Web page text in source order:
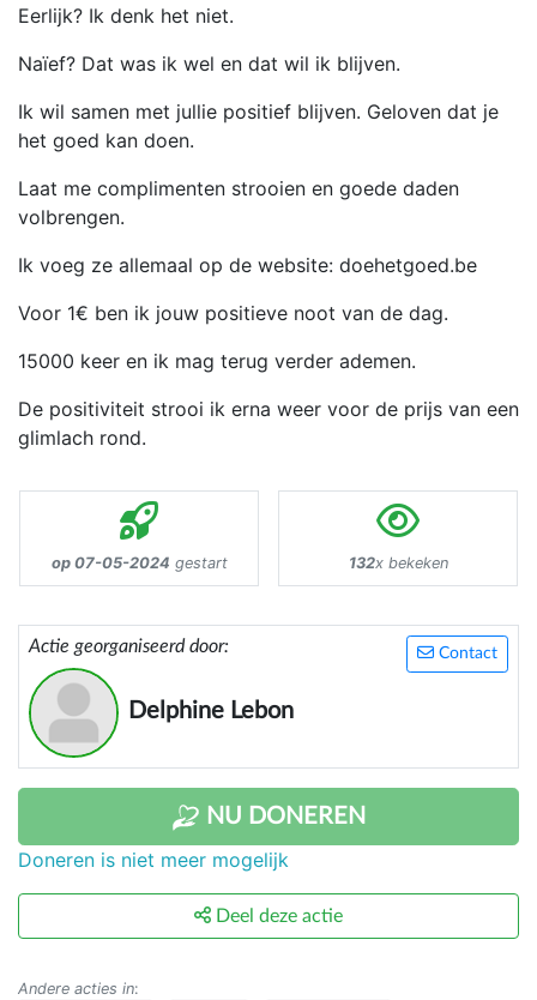
Eerlijk? Ik denk het niet.
Naïef? Dat was ik wel en dat wil ik blijven.
Ik wil samen met jullie positief blijven. Geloven dat je
het goed kan doen.
Laat me complimenten strooien en goede daden
volbrengen.
Ik voeg ze allemaal op de website: doehetgoed.be
Voor 1€ ben ik jouw positieve noot van de dag.
15000 keer en ik mag terug verder ademen.
De positiviteit strooi ik erna weer voor de prijs van een
glimlach rond.
op 07-05-2024 gestart 132x bekeken
Contact
Actie georganiseerd door:
Delphine Lebon
NU DONEREN
Doneren is niet meer mogelijk
Deel deze actie
Andere acties in: